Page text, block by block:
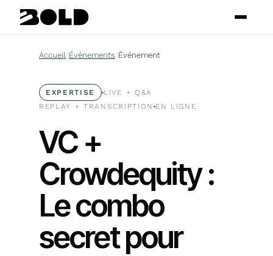
Accueil/Événements/Événement
EXPERTISE LIVE + Q &A
REPLAY + TRANSCRIPTION EN LIGNE
VC +
Crowdequity :
Le combo
secret pour